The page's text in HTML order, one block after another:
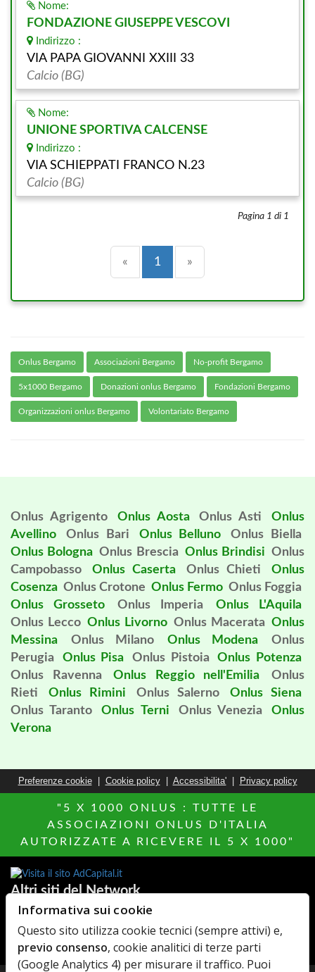
Nome:
FONDAZIONE GIUSEPPE VESCOVI
Indirizzo :
VIA PAPA GIOVANNI XXIII 33
Calcio (BG)
Nome:
UNIONE SPORTIVA CALCENSE
Indirizzo :
VIA SCHIEPPATI FRANCO N.23
Calcio (BG)
Pagina 1 di 1
« Precedente
1 (current)
»
Onlus Bergamo Associazioni Bergamo No-profit Bergamo
5x1000 Bergamo Donazioni onlus Bergamo Fondazioni Bergamo
Organizzazioni onlus Bergamo Volontariato Bergamo
Onlus Agrigento Onlus Aosta Onlus Asti
Onlus
Avellino
Onlus Bari Onlus Belluno
Onlus Biella
Onlus Bologna Onlus Brescia Onlus Brindisi Onlus
Campobasso
Onlus Caserta Onlus Chieti
Onlus
Cosenza Onlus Crotone Onlus Fermo Onlus Foggia
Onlus Grosseto
Onlus Imperia
Onlus L'Aquila
Onlus Lecco Onlus Livorno Onlus Macerata Onlus
Messina
Onlus Milano Onlus Modena
Onlus
Perugia
Onlus Pisa Onlus Pistoia
Onlus Potenza
Onlus Ravenna
Onlus Reggio nell'Emilia
Onlus
Rieti
Onlus Rimini Onlus Salerno
Onlus Siena
Onlus Taranto
Onlus Terni Onlus Venezia
Onlus
Verona
Preferenze cookie| Cookie policy| Accessibilita'| Privacy policy
"5 X 1000 ONLUS : TUTTE LE
ASSOCIAZIONI ONLUS D'ITALIA
AUTORIZZATE A RICEVERE IL 5 X 1000"
Altri siti del Network
Agenzie Immobiliari
AdCapital Hotels Italia
Elenco Farmaci MediacareFibra
Informativa sui cookie
Questo sito utilizza cookie tecnici (sempre attivi) e,
previo consenso, cookie analitici di terze parti
(Google Analytics 4) per misurare il traffico. Puoi